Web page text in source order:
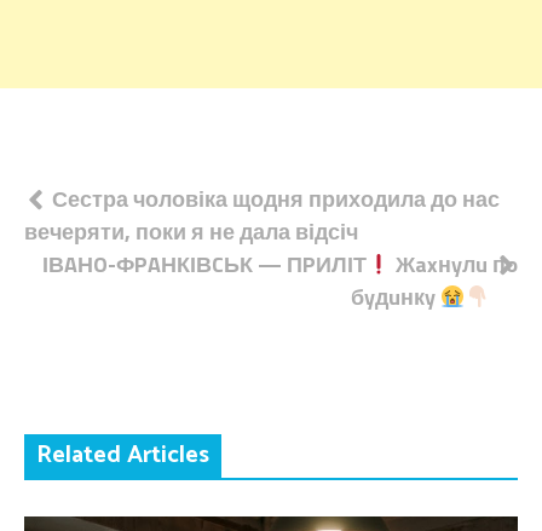
Навігація
записів
Сестра чоловіка щодня приходила до нас
вечеряти, поки я не дала відсіч
ІВAНO-ФPAНКІВCЬК — ПPИЛІТ
Жaxнyлu пo
бyдuнкy
Related Articles